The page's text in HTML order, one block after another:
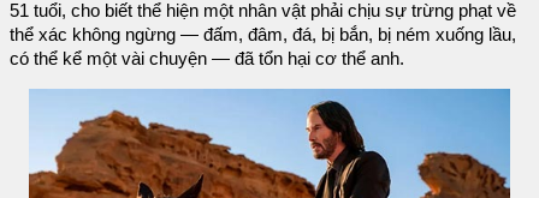
51 tuổi, cho biết thể hiện một nhân vật phải chịu sự trừng phạt về
thể xác không ngừng — đấm, đâm, đá, bị bắn, bị ném xuống lầu,
có thể kể một vài chuyện — đã tổn hại cơ thể anh.